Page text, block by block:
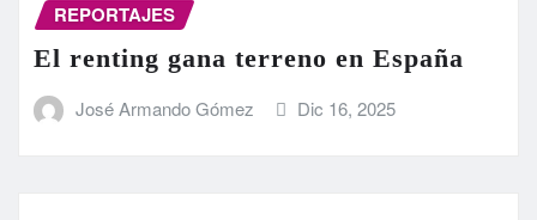
REPORTAJES
El renting gana terreno en España
José Armando Gómez Dic 16, 2025